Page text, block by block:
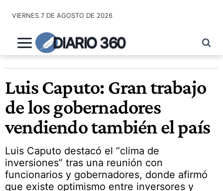
contenido
VIERNES 7 DE AGOSTO DE 2026
DIARIO 360
Luis Caputo: Gran trabajo
de los gobernadores
vendiendo también el país
Luis Caputo destacó el “clima de
inversiones” tras una reunión con
funcionarios y gobernadores, donde afirmó
que existe optimismo entre inversores y